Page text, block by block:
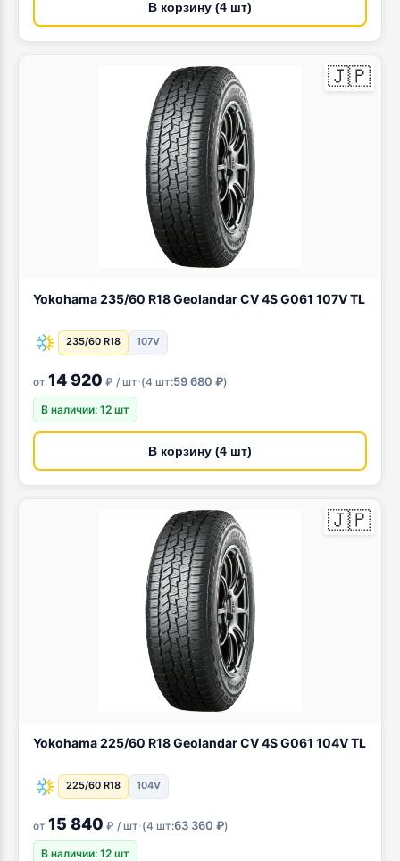
В корзину (4 шт)
🇯🇵
Yokohama 235/60 R18 Geolandar CV 4S G061 107V TL
235/60 R18 107V
от 14 920 ₽ / шт·(4 шт:59 680 ₽)
В наличии: 12 шт
В корзину (4 шт)
🇯🇵
Yokohama 225/60 R18 Geolandar CV 4S G061 104V TL
225/60 R18 104V
от 15 840 ₽ / шт·(4 шт:63 360 ₽)
В наличии: 12 шт